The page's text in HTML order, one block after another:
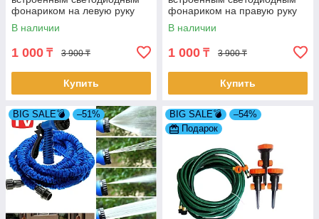
фонариком на левую руку
В наличии
1 000 ₸ 3 900 ₸
Купить
фонариком на правую руку
В наличии
1 000 ₸ 3 900 ₸
Купить
BIG SALE💣 –51% BIG SALE💣
–54%
Подарок